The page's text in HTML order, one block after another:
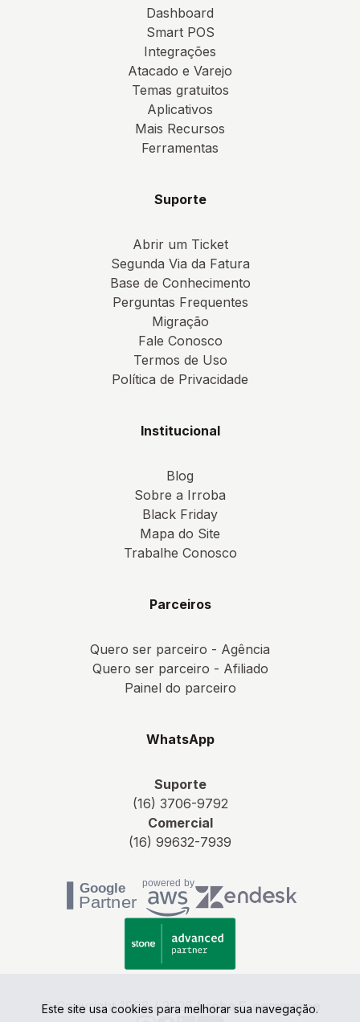
Dashboard
Smart POS
Integrações
Atacado e Varejo
Temas gratuitos
Aplicativos
Mais Recursos
Ferramentas
Suporte
Abrir um Ticket
Segunda Via da Fatura
Base de Conhecimento
Perguntas Frequentes
Migração
Fale Conosco
Termos de Uso
Política de Privacidade
Institucional
Blog
Sobre a Irroba
Black Friday
Mapa do Site
Trabalhe Conosco
Parceiros
Quero ser parceiro - Agência
Quero ser parceiro - Afiliado
Painel do parceiro
WhatsApp
Suporte
(16) 3706-9792
Comercial
(16) 99632-7939
© Copyright 1998 / 2026Irroba E-commerce
Este site usa cookies para melhorar sua navegação.